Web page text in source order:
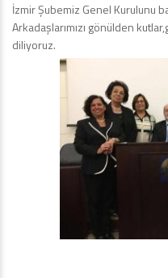
İzmir Şubemiz Genel Kurulunu
Arkadaşlarımızı gönülden
diliyoruz.